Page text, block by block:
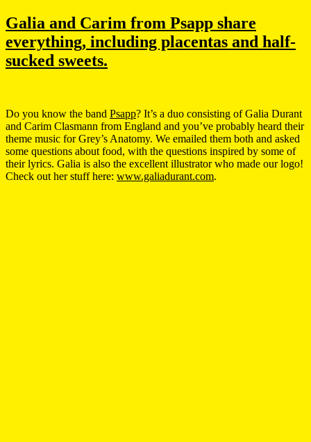
Galia and Carim from Psapp share
everything, including placentas and half-
sucked sweets.
Do you know the band Psapp? It’s a duo consisting of Galia Durant
and Carim Clasmann from England and you’ve probably heard their
theme music for Grey’s Anatomy. We emailed them both and asked
some questions about food, with the questions inspired by some of
their lyrics. Galia is also the excellent illustrator who made our logo!
Check out her stuff here: www.galiadurant.com.